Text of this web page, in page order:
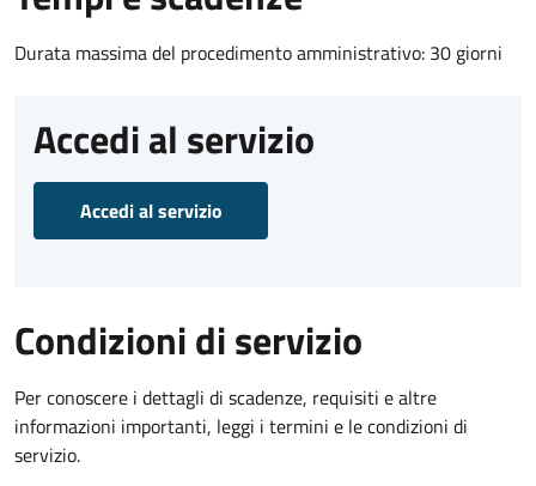
Durata massima del procedimento amministrativo: 30 giorni
Accedi al servizio
Accedi al servizio
Condizioni di servizio
Per conoscere i dettagli di scadenze, requisiti e altre
informazioni importanti, leggi i termini e le condizioni di
servizio.